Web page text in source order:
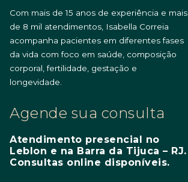
Com mais de 15 anos de experiência e mais
de 8 mil atendimentos, Isabella Correia
acompanha pacientes em diferentes fases
da vida com foco em saúde, composição
corporal, fertilidade, gestação e
longevidade.
Agende sua consulta
Atendimento presencial no
Leblon e na Barra da Tijuca – RJ.
Consultas online disponíveis.